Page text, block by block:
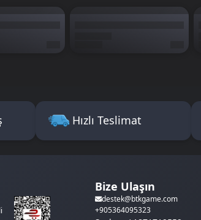
Hızlı Teslimat
Bize Ulaşın
destek@btkgame.com
+905364095323